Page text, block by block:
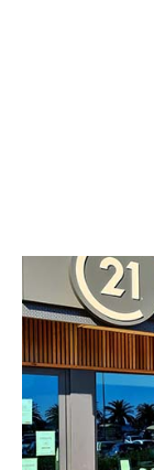
Moriani Plage Résidence du Roi